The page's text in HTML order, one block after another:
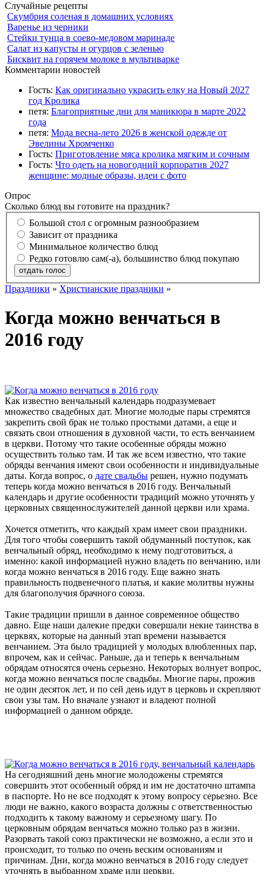
Случайные рецепты
Скумбрия соленая в домашних условиях
Варенье из черники
Стейки тунца в соево-медовом маринаде
Салат из капусты и огурцов с зеленью
Бисквит на горячем молоке в мультиварке
Комментарии новостей
Гость: Как оригинально украсить елку на Новый 2027
год Кролика
петя: Благоприятные дни для маникюра в марте 2022
года
петя: Мода весна-лето 2026 в женской одежде от
Эвелины Хромченко
Гость: Приготовление мяса кролика мягким и сочным
Гость: Что одеть на новогодний корпоратив 2027
женщине: модные образы, идеи с фото
Опрос
Сколько блюд вы готовите на праздник?
Большой стол с огромным разнообразием
Зависит от праздника
Минимальное количество блюд
Редко готовлю сам(-а), большинство блюд покупаю
отдать голос
Праздники » Христианские праздники »
Когда можно венчаться в
2016 году
Как известно венчальный календарь подразумевает
множество свадебных дат. Многие молодые пары стремятся
закрепить свой брак не только простыми датами, а еще и
связать свои отношения в духовной части, то есть венчанием
в церкви. Потому что такие особенные обряды можно
осуществить только там. И так же всем известно, что такие
обряды венчания имеют свои особенности и индивидуальные
даты. Когда вопрос, о дате свадьбы решен, нужно подумать
теперь когда можно венчаться в 2016 году. Венчальный
календарь и другие особенности традиций можно уточнять у
церковных священнослужителей данной церкви или храма.
Хочется отметить, что каждый храм имеет свои праздники.
Для того чтобы совершить такой обдуманный поступок, как
венчальный обряд, необходимо к нему подготовиться, а
именно: какой информацией нужно владеть по венчанию, или
когда можно венчаться в 2016 году. Еще важно знать
правильность подвенечного платья, и какие молитвы нужны
для благополучия брачного союза.
Такие традиции пришли в данное современное общество
давно. Еще наши далекие предки совершали некие таинства в
церквях, которые на данный этап времени называется
венчанием. Эта было традицией у молодых влюбленных пар,
впрочем, как и сейчас. Раньше, да и теперь к венчальным
обрядам относятся очень серьезно. Некоторых волнует вопрос,
когда можно венчаться после свадьбы. Многие пары, прожив
не один десяток лет, и по сей день идут в церковь и скрепляют
свои узы там. Но вначале узнают и владеют полной
информацией о данном обряде.
На сегодняшний день многие молодожены стремятся
совершить этот особенный обряд и им не достаточно штампа
в паспорте. Но не все подходят к этому вопросу серьезно. Все
люди не важно, какого возраста должны с ответственностью
подходить к такому важному и серьезному шагу. По
церковным обрядам венчаться можно только раз в жизни.
Разорвать такой союз практически не возможно, а если это и
происходит, то только по очень веским основаниям и
причинам. Дни, когда можно венчаться в 2016 году следует
уточнять в выбранном храме или церкви.